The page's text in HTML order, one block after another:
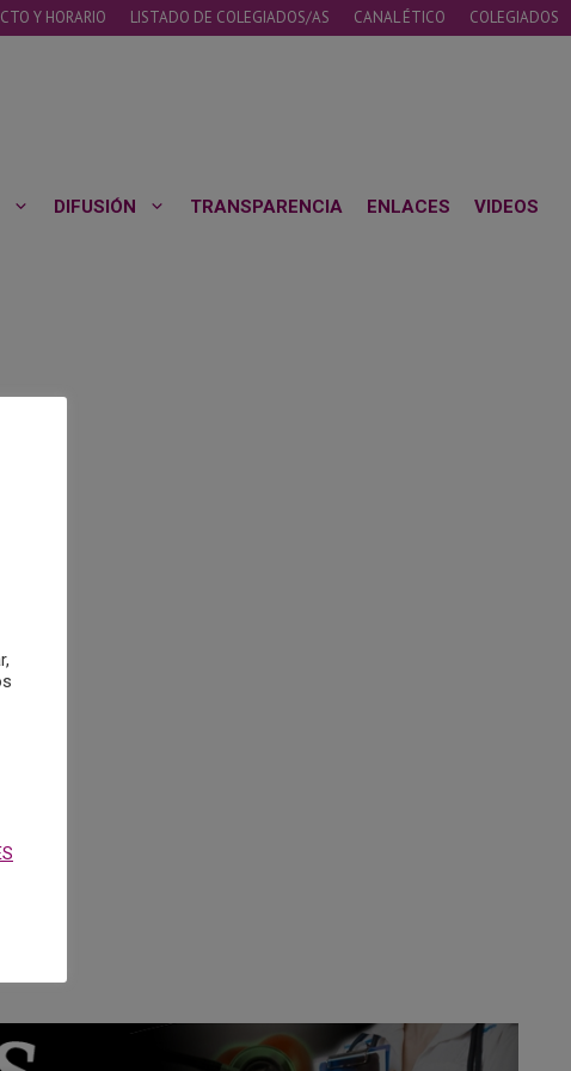
Y HORARIO LISTADO DE COLEGIADOS/AS CANAL ÉTICO COLEGIADOS
DIFUSIÓN TRANSPARENCIA ENLACES VIDEOS